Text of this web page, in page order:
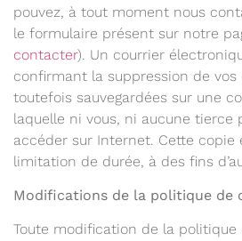
pouvez, à tout moment nous
le formulaire présent sur notre
contacter). Un courrier
confirmant la suppression de
toutefois sauvegardées sur une
laquelle ni vous, ni aucune tierce
accéder sur Internet. Cette copie
limitation de durée, à des fins
Modifications de la politique de
Toute modification de la